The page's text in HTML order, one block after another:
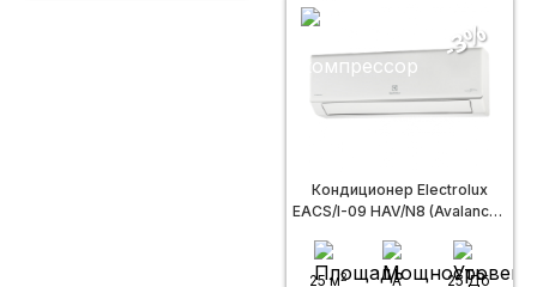
Кондиционер Electrolux
EACS/I-09 HAV/N8 (Avalanche
25 м2 A 25 Дб
-3%